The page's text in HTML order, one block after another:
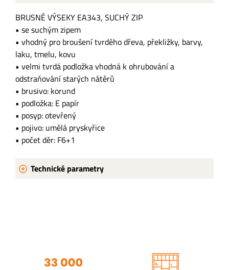
BRUSNÉ VÝSEKY EA343, SUCHÝ ZIP
• se suchým zipem
• vhodný pro broušení tvrdého dřeva, překližky, barvy,
laku, tmelu, kovu
• velmi tvrdá podložka vhodná k ohrubování a
odstraňování starých nátěrů
• brusivo: korund
• podložka: E papír
• posyp: otevřený
• pojivo: umělá pryskyřice
• počet děr: F6+1
Technické parametry